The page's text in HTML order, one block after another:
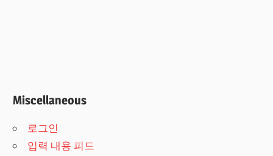
Miscellaneous
로그인
입력 내용 피드